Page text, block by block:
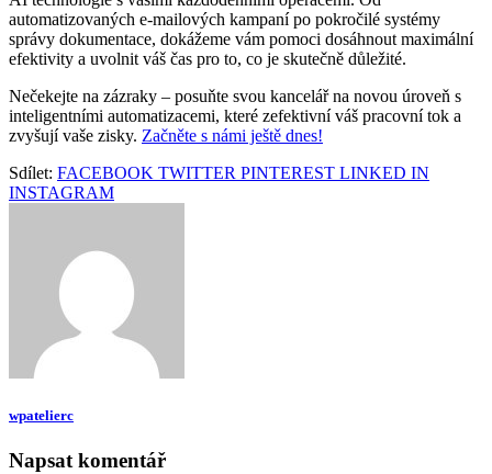
automatizovaných e-mailových kampaní po pokročilé systémy
správy dokumentace, dokážeme vám pomoci dosáhnout maximální
efektivity a uvolnit váš čas pro to, co je skutečně důležité.
Nečekejte na zázraky – posuňte svou kancelář na novou úroveň s
inteligentními automatizacemi, které zefektivní váš pracovní tok a
zvyšují vaše zisky. Začněte s námi ještě dnes!
Sdílet: FACEBOOK TWITTER PINTEREST LINKED IN
INSTAGRAM
wpatelierc
Napsat komentář